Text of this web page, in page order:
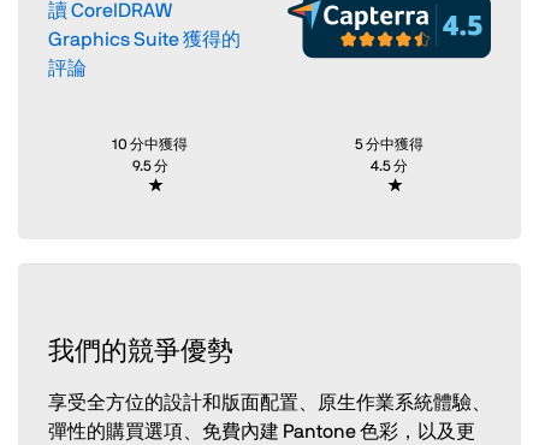
10 分中獲得
9.5 分
5 分中獲得
4.5 分
我們的競爭優勢
享受全方位的設計和版面配置、原生作業系統體驗、
彈性的購買選項、免費內建 Pantone 色彩，以及更